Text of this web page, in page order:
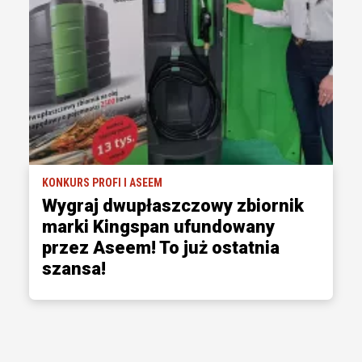
KONKURS PROFI I ASEEM
Wygraj dwupłaszczowy zbiornik
marki Kingspan ufundowany
przez Aseem! To już ostatnia
szansa!